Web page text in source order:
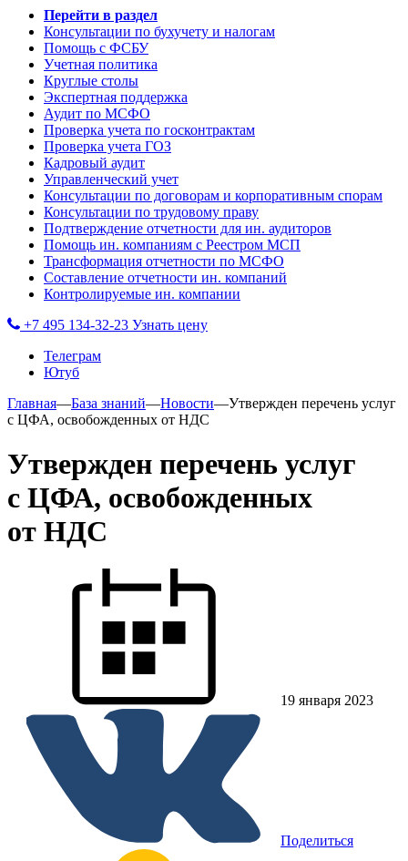
Перейти в раздел
Консультации по бухучету и налогам
Помощь с ФСБУ
Учетная политика
Круглые столы
Экспертная поддержка
Аудит по МСФО
Проверка учета по госконтрактам
Проверка учета ГОЗ
Кадровый аудит
Управленческий учет
Консультации по договорам и корпоративным спорам
Консультации по трудовому праву
Подтверждение отчетности для ин. аудиторов
Помощь ин. компаниям с Реестром МСП
Трансформация отчетности по МСФО
Составление отчетности ин. компаний
Контролируемые ин. компании
+7 495 134-32-23 Узнать цену
Телеграм
Ютуб
Главная—База знаний—Новости—Утвержден перечень услуг
с ЦФА, освобожденных от НДС
Утвержден перечень услуг
с ЦФА, освобожденных
от НДС
19 января 2023
Поделиться